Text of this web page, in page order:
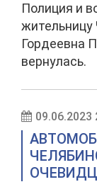
Полиция и
жительницу
Гордеевна
вернулась.
09.06.2023